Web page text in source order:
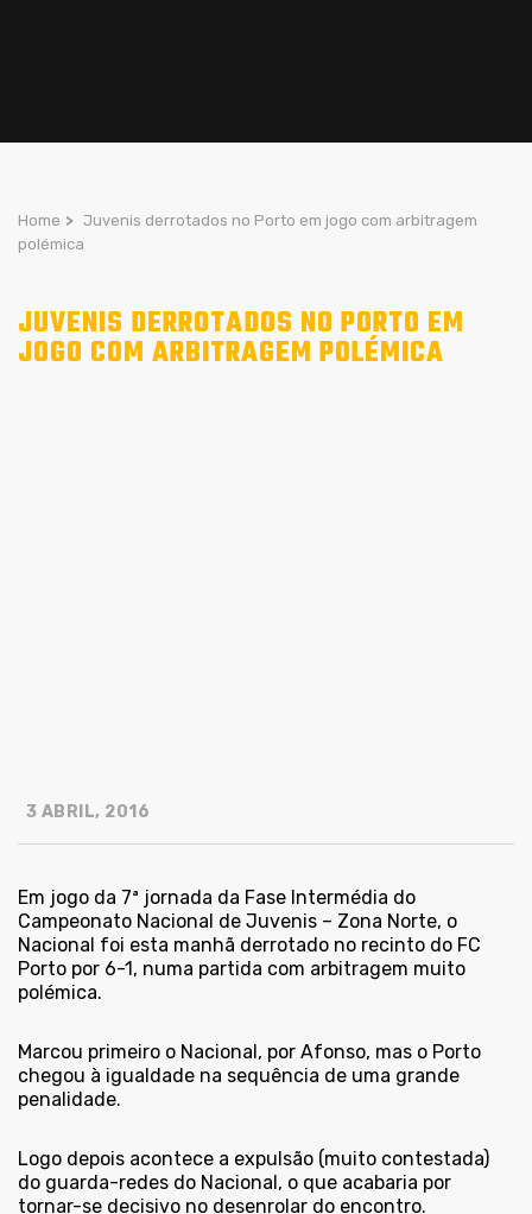
Home > Juvenis derrotados no Porto em jogo com arbitragem
polémica
JUVENIS DERROTADOS NO PORTO EM
JOGO COM ARBITRAGEM POLÉMICA
3 ABRIL, 2016
Em jogo da 7ª jornada da Fase Intermédia do
Campeonato Nacional de Juvenis – Zona Norte, o
Nacional foi esta manhã derrotado no recinto do FC
Porto por 6-1, numa partida com arbitragem muito
polémica.
Marcou primeiro o Nacional, por Afonso, mas o Porto
chegou à igualdade na sequência de uma grande
penalidade.
Logo depois acontece a expulsão (muito contestada)
do guarda-redes do Nacional, o que acabaria por
tornar-se decisivo no desenrolar do encontro.